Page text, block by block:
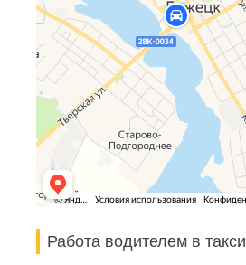
Работа водителем в такси